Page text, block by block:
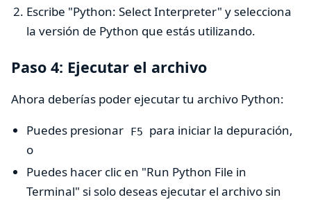
Escribe "Python: Select Interpreter" y selecciona
la versión de Python que estás utilizando.
Paso 4: Ejecutar el archivo
Ahora deberías poder ejecutar tu archivo Python:
Puedes presionar
F5
para iniciar la depuración,
o
Puedes hacer clic en "Run Python File in
Terminal" si solo deseas ejecutar el archivo sin